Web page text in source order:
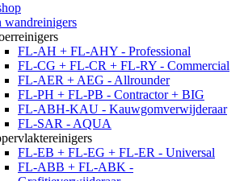
wandreinigers
FL-AH + FL-AHY - Professional
FL-CG + FL-CR + FL-RY - Commercial
FL-AER + AEG - Allrounder
FL-PH + FL-PB - Contractor + BIG
FL-ABH-KAU - Kauwgomverwijderaar
FL-SAR - AQUA
FL-EB + FL-EG + FL-ER - Universal
FL-ABB + FL-ABK -